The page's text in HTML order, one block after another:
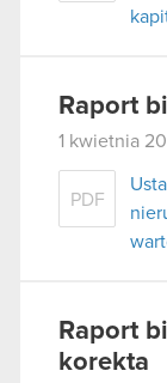
Raport
1 kwietnia
PDF
Raport
korekta